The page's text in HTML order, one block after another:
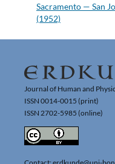
Sacramento — San
(1952)
Journal of Human and
ISSN 0014-0015 (print)
ISSN 2702-5985 (online)